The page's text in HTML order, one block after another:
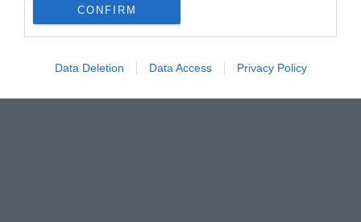
CONFIRM
Data Deletion Data Access Privacy Policy